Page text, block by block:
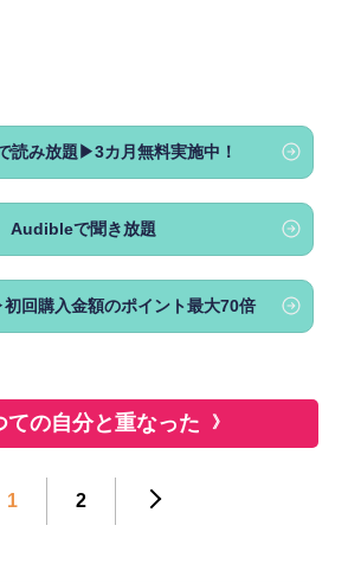
読み放題▶3カ月無料実施中！
Audibleで聞き放題
回購入金額のポイント最大70倍
ての自分と重なった
1 2